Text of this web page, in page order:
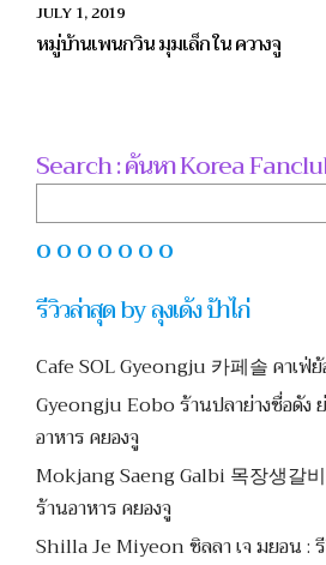
JULY 1, 2019
หมู่บ้านเพนกวิน มุมเล็ก ใน ควางจู
Search : ค้นหา Korea
O O O O O O O
รีวิวล่าสุด by ลุงเด้ง ป้าไก่
Cafe SOL Gyeongju 카페솔 คาเฟ่
Gyeongju Eobo ร้านปลาย่างชื่อดัง
อาหาร คยองจู
Mokjang Saeng Galbi 목장생갈비
ร้านอาหาร คยองจู
Shilla Je Miyeon ชิลลา เจ มยอน :